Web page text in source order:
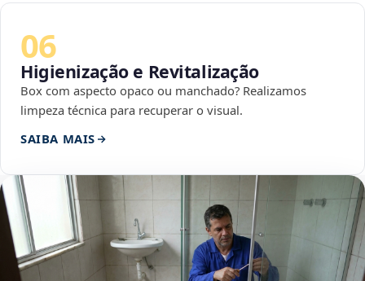
06
Higienização e Revitalização
Box com aspecto opaco ou manchado? Realizamos
limpeza técnica para recuperar o visual.
SAIBA MAIS